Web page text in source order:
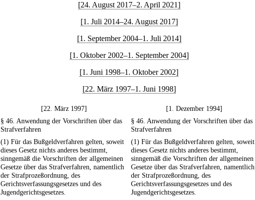
[24. August 2017–2. April 2021]
[1. Juli 2014–24. August 2017]
[1. September 2004–1. Juli 2014]
[1. Oktober 2002–1. September 2004]
[1. Juni 1998–1. Oktober 2002]
[22. März 1997–1. Juni 1998]
[22. März 1997]
[1. Dezember 1994]
§ 46. Anwendung der Vorschriften über das
Strafverfahren
§ 46. Anwendung der Vorschriften über das
Strafverfahren
(1) Für das Bußgeldverfahren gelten, soweit
dieses Gesetz nichts anderes bestimmt,
sinngemäß die Vorschriften der allgemeinen
Gesetze über das Strafverfahren, namentlich
der Strafprozeßordnung, des
Gerichtsverfassungsgesetzes und des
Jugendgerichtsgesetzes.
(1) Für das Bußgeldverfahren gelten, soweit
dieses Gesetz nichts anderes bestimmt,
sinngemäß die Vorschriften der allgemeinen
Gesetze über das Strafverfahren, namentlich
der Strafprozeßordnung, des
Gerichtsverfassungsgesetzes und des
Jugendgerichtsgesetzes.